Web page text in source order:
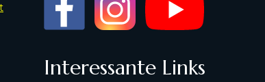
Interessante Links